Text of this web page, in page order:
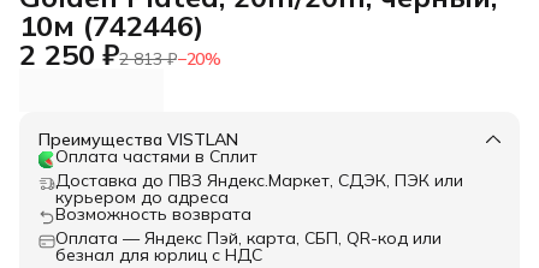
10м (742446)
2 250 ₽2 813 ₽−20%
Преимущества VISTLAN
Оплата частями в Сплит
Доставка до ПВЗ Яндекс.Маркет, СДЭК, ПЭК или
курьером до адреса
Возможность возврата
Оплата — Яндекс Пэй, карта, СБП, QR-код или
безнал для юрлиц с НДС